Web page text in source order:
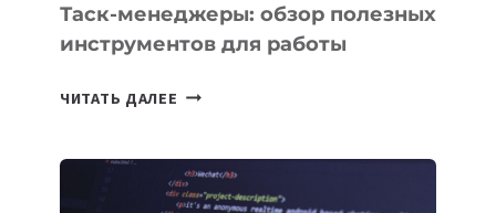
Таск-менеджеры: обзор полезных
инструментов для работы
ЧИТАТЬ ДАЛЕЕ ТАСК-
ПОЛЕЗНЫХ
ИНСТРУМЕНТОВ